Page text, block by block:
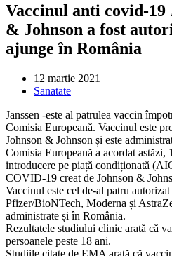
Vaccinul anti covid-19
& Johnson a fost
ajunge în România
Post
published:
12 martie 2021
Post
Sanatate
Janssen -este al patrulea vaccin
Comisia Europeană. Vaccinul este
Johnson & Johnson și este
Comisia Europeană a acordat astăzi,
introducere pe piață condiționată
COVID-19 creat de Johnson &
Vaccinul este cel de-al patru
Pfizer/BioNTech, Moderna și
administrate și în România.
Rezultatele studiului clinic arată că
persoanele peste 18 ani.
Studiile citate de EMA arată că